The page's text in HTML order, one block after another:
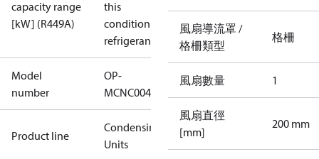
capacity range
[kW] (R449A)
this
condition /
refrigerant
Model
number
OP-
MCNC004NUA10G
Product line
Condensing
Units
風扇導流罩 /
格柵類型
格柵
風扇數量 1
風扇直徑
[mm]
200 mm